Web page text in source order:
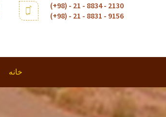
2130 - 8834 - 21 - (98+)
9156 - 8831 - 21 - (98+)
خانه